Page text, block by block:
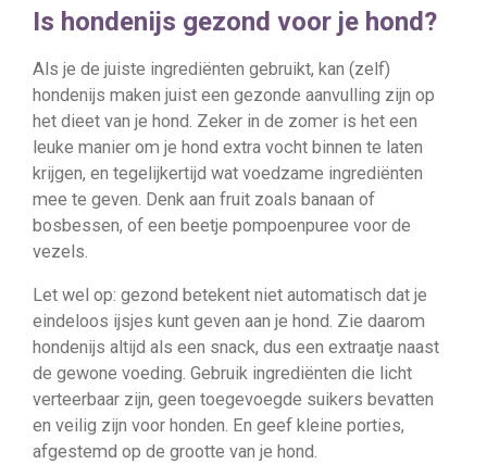
Is hondenijs gezond voor je hond?
Als je de juiste ingrediënten gebruikt, kan (zelf)
hondenijs maken juist een gezonde aanvulling zijn op
het dieet van je hond. Zeker in de zomer is het een
leuke manier om je hond extra vocht binnen te laten
krijgen, en tegelijkertijd wat voedzame ingrediënten
mee te geven. Denk aan fruit zoals banaan of
bosbessen, of een beetje pompoenpuree voor de
vezels.
Let wel op: gezond betekent niet automatisch dat je
eindeloos ijsjes kunt geven aan je hond. Zie daarom
hondenijs altijd als een snack, dus een extraatje naast
de gewone voeding. Gebruik ingrediënten die licht
verteerbaar zijn, geen toegevoegde suikers bevatten
en veilig zijn voor honden. En geef kleine porties,
afgestemd op de grootte van je hond.